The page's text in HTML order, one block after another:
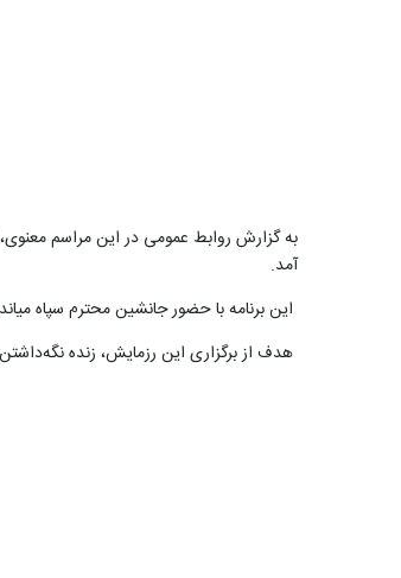
به گزارش روابط عمومی در این مراسم معنوی،
آمد.
این برنامه با حضور جانشین محترم سپاه
هدف از برگزاری این رزمایش، زنده